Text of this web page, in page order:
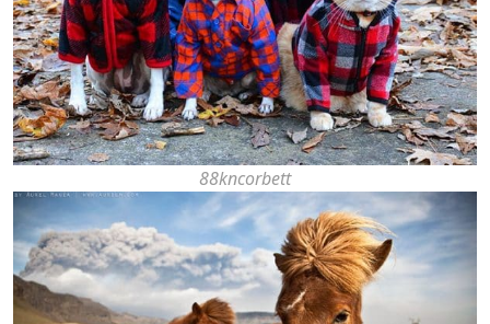
88kncorbett